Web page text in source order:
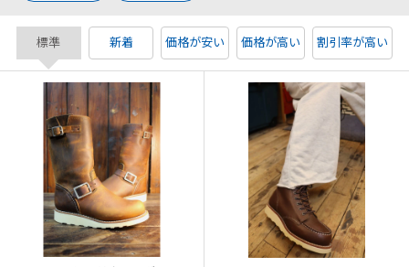
標準 新着 価格が安い 価格が高い 割引率が高い